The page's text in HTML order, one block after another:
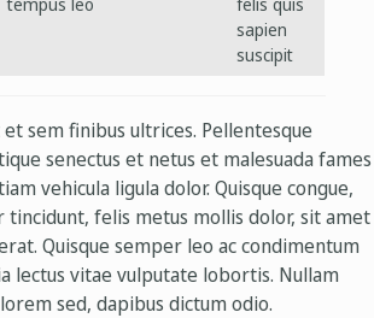
sapien
suscipit
sem finibus ultrices. Pellentesque
senectus et netus et malesuada fames
vehicula ligula dolor. Quisque congue,
felis metus mollis dolor, sit amet
Quisque semper leo ac condimentum
lectus vitae vulputate lobortis. Nullam
sed, dapibus dictum odio.